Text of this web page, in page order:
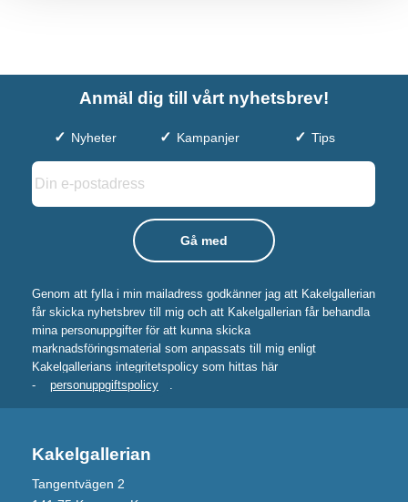
Anmäl dig till vårt nyhetsbrev!
Nyheter Kampanjer Tips
Genom att fylla i min mailadress godkänner jag att Kakelgallerian
får skicka nyhetsbrev till mig och att Kakelgallerian får behandla
mina personuppgifter för att kunna skicka
marknadsföringsmaterial som anpassats till mig enligt
Kakelgallerians integritetspolicy som hittas här
-
personuppgiftspolicy .
Kakelgallerian
Tangentvägen 2